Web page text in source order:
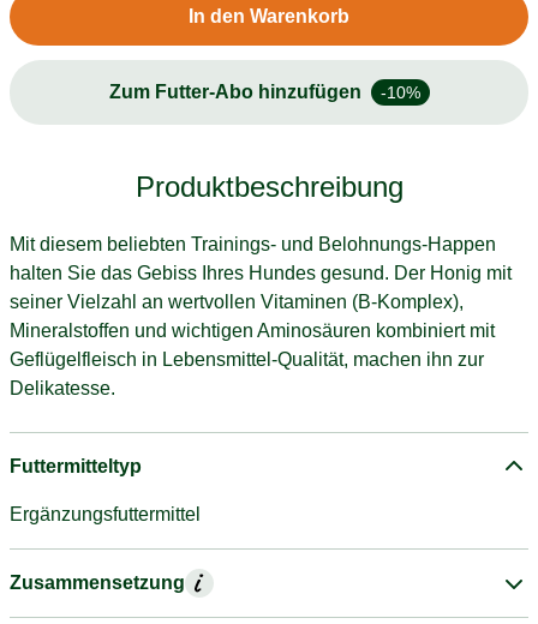
In den Warenkorb
Zum Futter-Abo hinzufügen -10%
Produktbeschreibung
Mit diesem beliebten Trainings- und Belohnungs-Happen
halten Sie das Gebiss Ihres Hundes gesund. Der Honig mit
seiner Vielzahl an wertvollen Vitaminen (B-Komplex),
Mineralstoffen und wichtigen Aminosäuren kombiniert mit
Geflügelfleisch in Lebensmittel-Qualität, machen ihn zur
Delikatesse.
Futtermitteltyp
Ergänzungsfuttermittel
Zusammensetzung